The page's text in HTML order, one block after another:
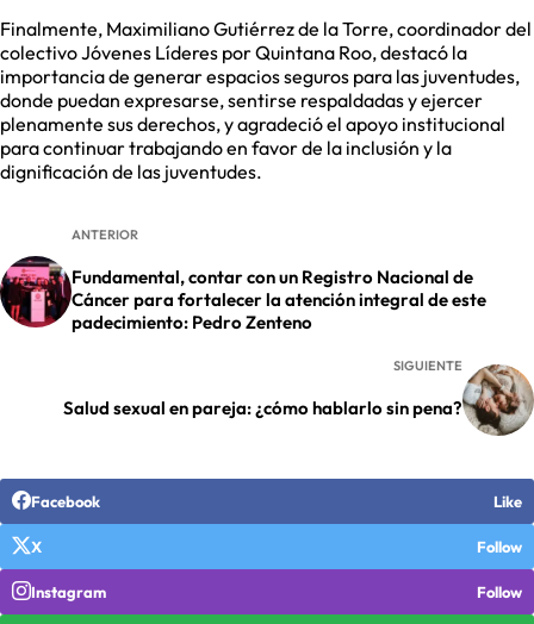
Finalmente, Maximiliano Gutiérrez de la Torre, coordinador del
colectivo Jóvenes Líderes por Quintana Roo, destacó la
importancia de generar espacios seguros para las juventudes,
donde puedan expresarse, sentirse respaldadas y ejercer
plenamente sus derechos, y agradeció el apoyo institucional
para continuar trabajando en favor de la inclusión y la
dignificación de las juventudes.
ANTERIOR
Fundamental, contar con un Registro Nacional de
Cáncer para fortalecer la atención integral de este
padecimiento: Pedro Zenteno
SIGUIENTE
Salud sexual en pareja: ¿cómo hablarlo sin pena?
Facebook Like
X Follow
Instagram Follow